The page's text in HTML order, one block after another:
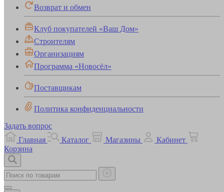
Возврат и обмен
Клуб покупателей «Ваш Дом»
Строителям
Организациям
Программа «Новосёл»
Поставщикам
Политика конфиденциальности
Задать вопрос
Главная
Каталог Магазины
Кабинет
Корзина